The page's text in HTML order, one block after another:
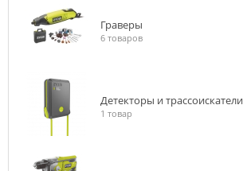
Граверы
6 товаров
Детекторы и трассоискатели
1 товар